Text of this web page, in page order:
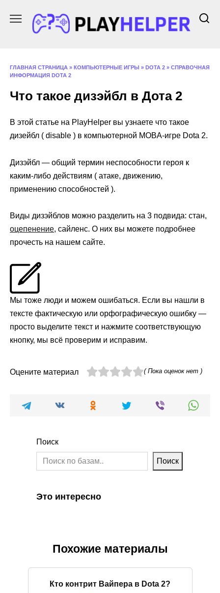
содержанию
ГЛАВНАЯ СТРАНИЦА » КОМПЬЮТЕРНЫЕ ИГРЫ » DOTA 2 » СПРАВОЧНАЯ
ИНФОРМАЦИЯ DOTA 2
Что такое дизэйбл в Дота 2
В этой статье на PlayHelper вы узнаете что такое
дизейбл ( disable ) в компьютерной MOBA-игре Dota 2.
Дизэйбл — общий термин неспособности героя к
каким-либо действиям ( атаке, движению,
применению способностей ).
Виды дизэйблов можно разделить на 3 подвида: стан,
оцепенение, сайленс. О них вы можете подробнее
прочесть на нашем сайте.
Мы тоже люди и можем ошибаться. Если вы нашли в
тексте фактическую или орфографическую ошибку —
просто выделите текст и нажмите соответствующую
кнопку, мы всё проверим и исправим.
Оцените материал ( Пока оценок нет )
Поиск
Поиск
Это интересно
Похожие материалы
Кто контрит Вайпера в Dota 2?